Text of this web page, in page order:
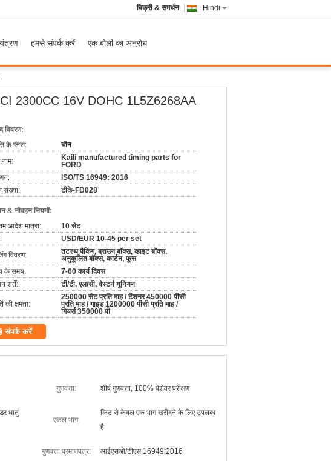
Hindi
बिक्री & समर्थन
हमसे संपर्क करें एक बोली का अनुरोध
2300CC 16V DOHC 1L5Z6268AA
विवरण:
के प्लेस:
चीन
नाम:
Kaili manufactured timing parts for
FORD
ISO/TS 16949: 2016
संख्या:
टीके-FD028
& नौवहन नियमों:
आदेश मात्रा:
10 सेट
USD/EUR 10-45 per set
विवरण:
तटस्थ पैकिंग, ब्राउन बॉक्स, व्हाइट बॉक्स,
अनुकूलित बॉक्स, कार्टन, फूस
के समय:
7-60 कार्य दिवस
शर्तें:
टी/टी, एल/सी, वेस्टर्न यूनियन
की क्षमता:
250000 सेट प्रति माह / टेंशनर 450000 पीसी
प्रति माह / गाइड 1200000 पीसी प्रति माह /
गियर्स 350000 पी
संपर्क करें
गुणवत्ता: शीर्ष गुणवत्ता, 100% पेशेवर परीक्षण
धातु
एकल भाग:
किट से केवल एक भाग खरीदने के लिए उपलब्ध
है
गुणवत्ता प्रमाणपत्र: आईएसओ/टीएस 16949:2016